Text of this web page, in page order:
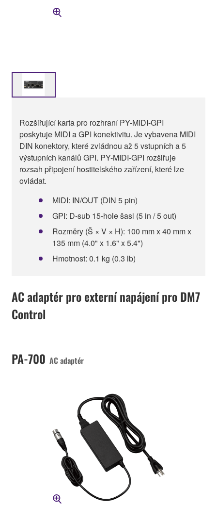
Rozšiřující karta pro rozhraní PY-MIDI-GPI
poskytuje MIDI a GPI konektivitu. Je vybavena MIDI
DIN konektory, které zvládnou až 5 vstupních a 5
výstupních kanálů GPI. PY-MIDI-GPI rozšiřuje
rozsah připojení hostitelského zařízení, které lze
ovládat.
MIDI: IN/OUT (DIN 5 pin)
GPI: D-sub 15-hole šasi (5 in / 5 out)
Rozměry (Š × V × H): 100 mm x 40 mm x
135 mm (4.0" x 1.6" x 5.4")
Hmotnost: 0.1 kg (0.3 lb)
AC adaptér pro externí napájení pro DM7
Control
PA-700 AC adaptér